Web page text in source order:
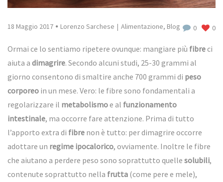
18 Maggio 2017 Lorenzo Sarchese Alimentazione, Blog 0 0
Ormai ce lo sentiamo ripetere ovunque: mangiare più fibreci
aiuta a dimagrire. Secondo alcuni studi, 25-30 grammi al
giorno consentono di smaltire anche 700 grammi di peso
corporeo in un mese. Vero: le fibre sono fondamentali a
regolarizzare il metabolismoe al funzionamento
intestinale, ma occorre fare attenzione. Prima di tutto
l’apporto extra di fibre non è tutto: per dimagrire occorre
adottare un regime ipocalorico, ovviamente. Inoltre le fibre
che aiutano a perdere peso sono soprattutto quelle solubili,
contenute soprattutto nella frutta (come pere e mele),